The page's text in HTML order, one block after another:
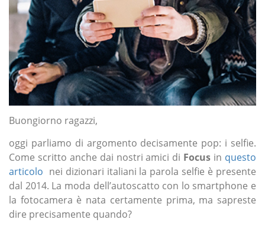
Buongiorno ragazzi,
oggi parliamo di argomento decisamente pop: i selfie.
Come scritto anche dai nostri amici di Focus in questo
articolo nei dizionari italiani la parola selfie è presente
dal 2014. La moda dell’autoscatto con lo smartphone e
la fotocamera è nata certamente prima, ma sapreste
dire precisamente quando?